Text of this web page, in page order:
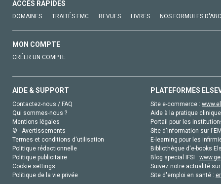
ACCÈS RAPIDES
DOMAINES TRAITÉS EMC REVUES LIVRES NOS FORMULES
MON COMPTE
CRÉER UN COMPTE
AIDE & SUPPORT
Contactez-nous / FAQ
Qui sommes-nous ?
Mentions légales
© - Avertissements
Termes et conditions d'utilisation
Politique rédactionnelle
Politique publicitaire
Cookie settings
Politique de la vie privée
PLATEFORMES
Site e-commerce :
Aide à la pratique
Portail pour les
Site d'information sur
E-learning pour les
Bibliothèque d'e-books
Blog special IFSI :
Suivez notre actualité
Site d'emploi en santé :